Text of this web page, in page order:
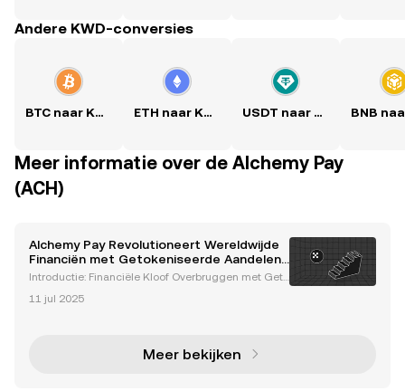
Andere KWD-conversies
BTC naar KWD ETH naar KWD USDT naar KWD
Meer informatie over de Alchemy Pay
(ACH)
Alchemy Pay Revolutioneert Wereldwijde
Financiën met Getokeniseerde Aandelen
en Integratie van Reële Activa
Introductie: Financiële Kloof Overbruggen met Geto
landschap ondergaat een ingrijpende transformati
11 jul 2025
Meer bekijken